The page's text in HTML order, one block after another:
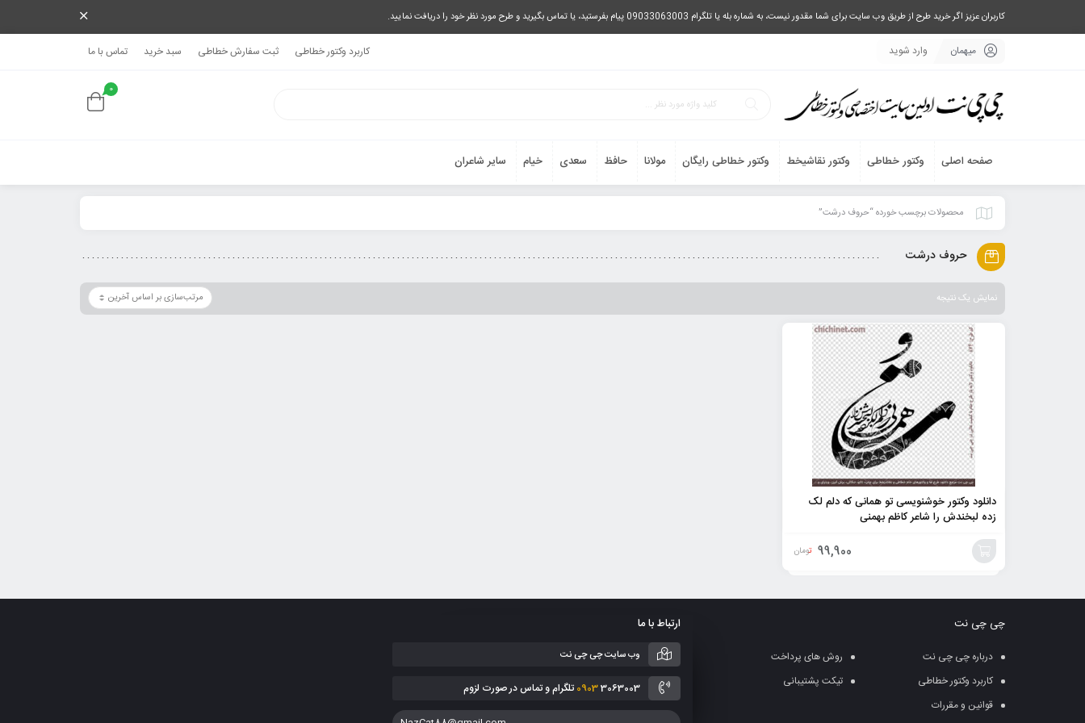
کاربران عزیز اگر خرید طرح از طریق وب سایت برای شما مقدور نیست، به شماره بله یا تلگرام 09033063003 پیام بفرستید، یا تماس بگیرید و طرح مورد نظر خود را دریافت نمایید.
میهمان وارد شوید کاربرد وکتور خطاطی ثبت سفارش خطاطی سبد خرید تماس با ما
0
صفحه اصلی وکتور خطاطی وکتور نقاشیخط وکتور خطاطی رایگان مولانا حافظ سعدی خیام سایر شاعران
محصولات برچسب خورده “حروف درشت”
حروف درشت
نمایش یک نتیجه
دانلود وکتور خوشنویسی تو همانی که دلم لک
زده لبخندش را شاعر کاظم بهمنی
99,900 تومان
چی چی نت
درباره چی چی نت
روش های پرداخت
کاربرد وکتور خطاطی
تیکت پشتیبانی
قوانین و مقررات
ارتباط با ما
وب سایت چی چی نت
09033063003 تلگرام و تماس در صورت لزوم